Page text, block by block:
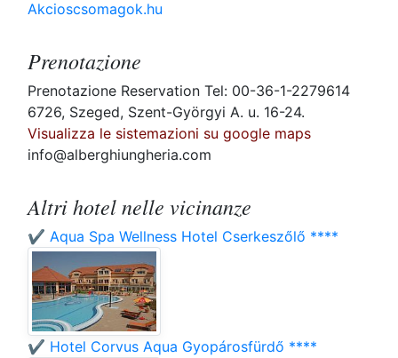
Akcioscsomagok.hu
Prenotazione
Prenotazione Reservation Tel: 00-36-1-2279614
6726, Szeged, Szent-Györgyi A. u. 16-24.
Visualizza le sistemazioni su google maps
info@alberghiungheria.com
Altri hotel nelle vicinanze
✔️ Aqua Spa Wellness Hotel Cserkeszőlő ****
✔️ Hotel Corvus Aqua Gyopárosfürdő ****